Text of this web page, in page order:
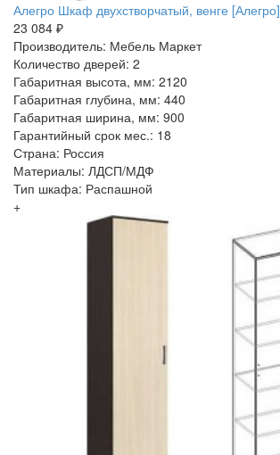
Алегро Шкаф двухстворчатый, венге [Алегро]
23 084 ₽
Производитель: Мебель Маркет
Количество дверей: 2
Габаритная высота, мм: 2120
Габаритная глубина, мм: 440
Габаритная ширина, мм: 900
Гарантийный срок мес.: 18
Страна: Россия
Материалы: ЛДСП/МДФ
Тип шкафа: Распашной
+